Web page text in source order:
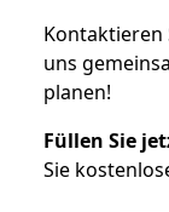
Kontaktieren
uns
planen!
Füllen Sie
Sie